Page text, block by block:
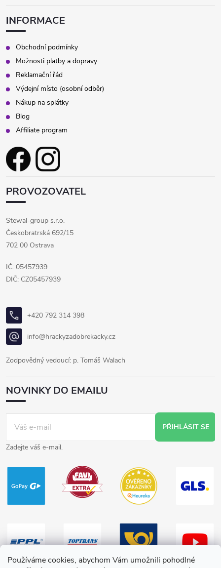
Používáme cookies, abychom Vám umožnili pohodlné
INFORMACE
Obchodní podmínky
Možnosti platby a dopravy
Reklamační řád
Výdejní místo (osobní odběr)
Nákup na splátky
Blog
Affiliate program
PROVOZOVATEL
Stewal-group s.r.o.
Českobratrská 692/15
702 00 Ostrava
IČ: 05457939
DIČ: CZ05457939
+420 792 314 398
info@hrackyzadobrekacky.cz
Zodpovědný vedoucí: p. Tomáš Walach
NOVINKY DO EMAILU
PŘIHLÁSIT SE
Zadejte váš e-mail.